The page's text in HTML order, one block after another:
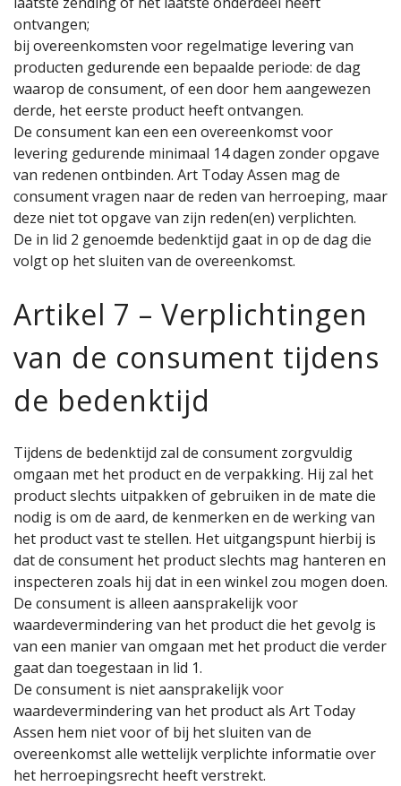
ontvangen;
bij overeenkomsten voor regelmatige levering van
producten gedurende een bepaalde periode: de dag
waarop de consument, of een door hem aangewezen
derde, het eerste product heeft ontvangen.
De consument kan een een overeenkomst voor
levering gedurende minimaal 14 dagen zonder opgave
van redenen ontbinden. Art Today Assen mag de
consument vragen naar de reden van herroeping, maar
deze niet tot opgave van zijn reden(en) verplichten.
De in lid 2 genoemde bedenktijd gaat in op de dag die
volgt op het sluiten van de overeenkomst.
Artikel 7 – Verplichtingen
van de consument tijdens
de bedenktijd
Tijdens de bedenktijd zal de consument zorgvuldig
omgaan met het product en de verpakking. Hij zal het
product slechts uitpakken of gebruiken in de mate die
nodig is om de aard, de kenmerken en de werking van
het product vast te stellen. Het uitgangspunt hierbij is
dat de consument het product slechts mag hanteren en
inspecteren zoals hij dat in een winkel zou mogen doen.
De consument is alleen aansprakelijk voor
waardevermindering van het product die het gevolg is
van een manier van omgaan met het product die verder
gaat dan toegestaan in lid 1.
De consument is niet aansprakelijk voor
waardevermindering van het product als Art Today
Assen hem niet voor of bij het sluiten van de
overeenkomst alle wettelijk verplichte informatie over
het herroepingsrecht heeft verstrekt.